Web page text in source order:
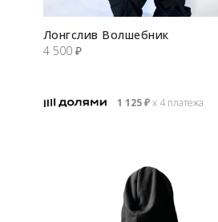
Лонгслив Волшебник
4 500 ₽
1 125₽х 4 платежа